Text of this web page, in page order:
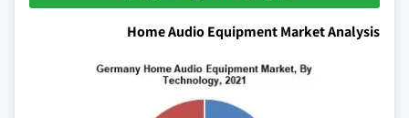
Home Audio Equipment Market Analysis